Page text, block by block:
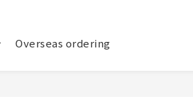
Overseas ordering